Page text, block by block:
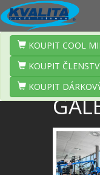
Předchozí
KOUPIT COOL
KOUPIT
KOUPIT